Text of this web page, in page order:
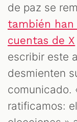
de paz se
también
cuentas de X
escribir este
desmienten
comunicado.
ratificamos: